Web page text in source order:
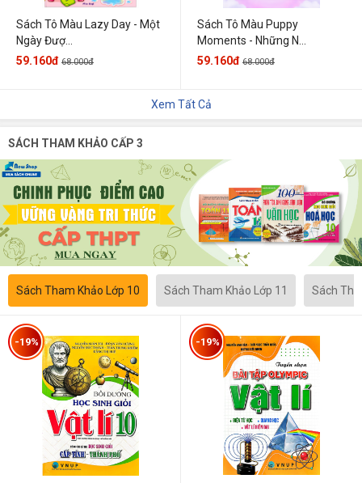
Sách Tô Màu Lazy Day - Một
Ngày Đượ...
59.160đ 68.000đ
Sách Tô Màu Puppy
Moments - Những N...
59.160đ 68.000đ
Xem Tất Cả
SÁCH THAM KHẢO CẤP 3
Sách Tham Khảo Lớp 10 Sách Tham Khảo Lớp 11 Sách
-19% -19%